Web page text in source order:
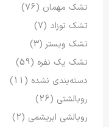
تشک مهمان (76)
تشک نوزاد (7)
تشک ویستر (3)
تشک یک نفره (59)
دسته‌بندی نشده (11)
روبالشتی (26)
روبالشی ابریشمی (2)